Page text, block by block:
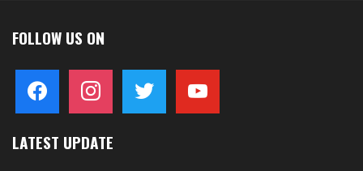
FOLLOW US ON
facebook instagram twitter youtube
LATEST UPDATE